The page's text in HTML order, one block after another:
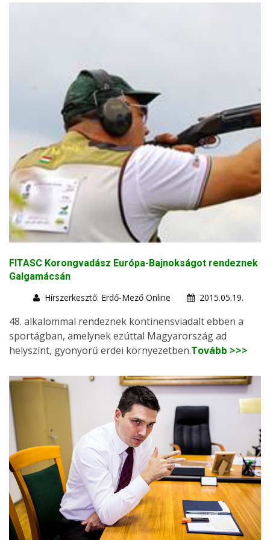
FITASC Korongvadász Európa-Bajnokságot rendeznek
Galgamácsán
Hírszerkesztő: Erdő-Mező Online
2015.05.19.
48. alkalommal rendeznek kontinensviadalt ebben a
sportágban, amelynek ezúttal Magyarország ad
helyszínt, gyönyörű erdei környezetben.Tovább >>>